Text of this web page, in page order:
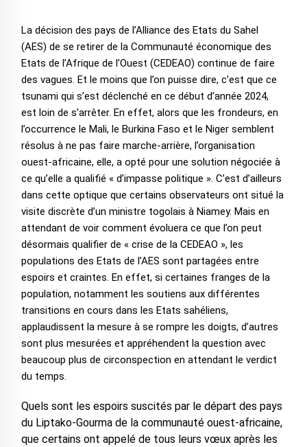
La décision des pays de l’Alliance des Etats du Sahel
(AES) de se retirer de la Communauté économique des
Etats de l’Afrique de l’Ouest (CEDEAO) continue de faire
des vagues. Et le moins que l’on puisse dire, c’est que ce
tsunami qui s’est déclenché en ce début d’année 2024,
est loin de s’arrêter. En effet, alors que les frondeurs, en
l’occurrence le Mali, le Burkina Faso et le Niger semblent
résolus à ne pas faire marche-arrière, l’organisation
ouest-africaine, elle, a opté pour une solution négociée à
ce qu’elle a qualifié « d’impasse politique ». C’est d’ailleurs
dans cette optique que certains observateurs ont situé la
visite discrète d’un ministre togolais à Niamey. Mais en
attendant de voir comment évoluera ce que l’on peut
désormais qualifier de « crise de la CEDEAO », les
populations des Etats de l’AES sont partagées entre
espoirs et craintes. En effet, si certaines franges de la
population, notamment les soutiens aux différentes
transitions en cours dans les Etats sahéliens,
applaudissent la mesure à se rompre les doigts, d’autres
sont plus mesurées et appréhendent la question avec
beaucoup plus de circonspection en attendant le verdict
du temps.
Quels sont les espoirs suscités par le départ des pays
du Liptako-Gourma de la communauté ouest-africaine,
que certains ont appelé de tous leurs vœux après les